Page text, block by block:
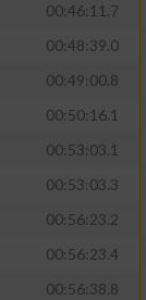
00:46:11.7
00:48:39.0
00:49:00.8
00:50:16.1
00:53:03.1
00:53:03.3
00:56:23.2
00:56:23.4
00:56:38.8